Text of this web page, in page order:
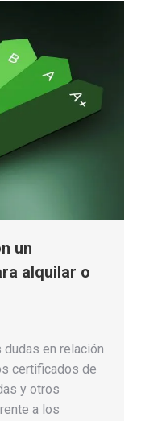
un
alquilar o
en relación
certificados de
y otros
a los